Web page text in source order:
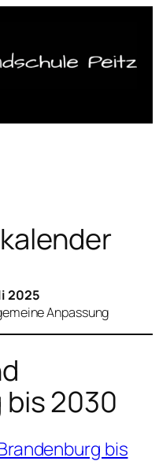
2025
Anpassung
2030
bis